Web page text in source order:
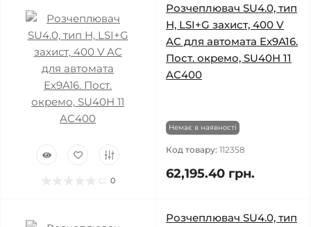
0
Розчеплювач SU4.0, тип
H, LSI+G захист, 400 V
AC для автомата Ex9A16.
Пост. окремо, SU40H 11
AC400
Немає в наявності
Код товару: 112358
62,195.40 грн.
Розчеплювач SU4.0, тип